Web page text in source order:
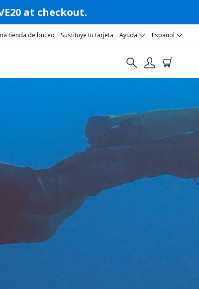
at checkout.
tienda de buceo Sustituye tu tarjeta Ayuda Español